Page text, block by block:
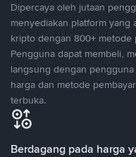
Dipercaya oleh jutaan
menyediakan platform yang
kripto dengan 800+ metode
Pengguna dapat membeli,
langsung dengan
harga dan metode
terbuka.
Berdagang pada harga